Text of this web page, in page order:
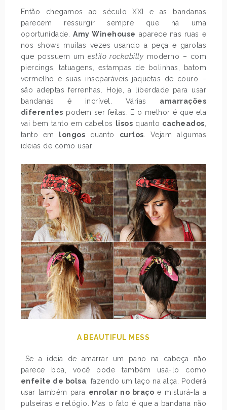
Então chegamos ao século XXI e as bandanas
parecem ressurgir sempre que há uma
oportunidade.Amy Winehouse aparece nas ruas e
nos shows muitas vezes usando a peça e garotas
que possuem umestilo rockabilly moderno – com
piercings, tatuagens, estampas de bolinhas, batom
vermelho e suas inseparáveis jaquetas de couro –
são adeptas ferrenhas. Hoje, a liberdade para usar
bandanas é incrível. Várias amarrações
diferentes podem ser feitas. E o melhor é que ela
vai bem tanto em cabelos
lisos quanto cacheados
tanto em
longos quanto curtos . Vejam algumas
ideias de como usar:
A BEAUTIFUL MESS
Se a ideia de amarrar um pano na cabeça não
parece boa, você pode também usá-lo como
enfeite de bolsa, fazendo um laço na alça. Poderá
usar também para enrolar no braço e misturá-la a
pulseiras e relógio. Mas o fato é que a bandana não